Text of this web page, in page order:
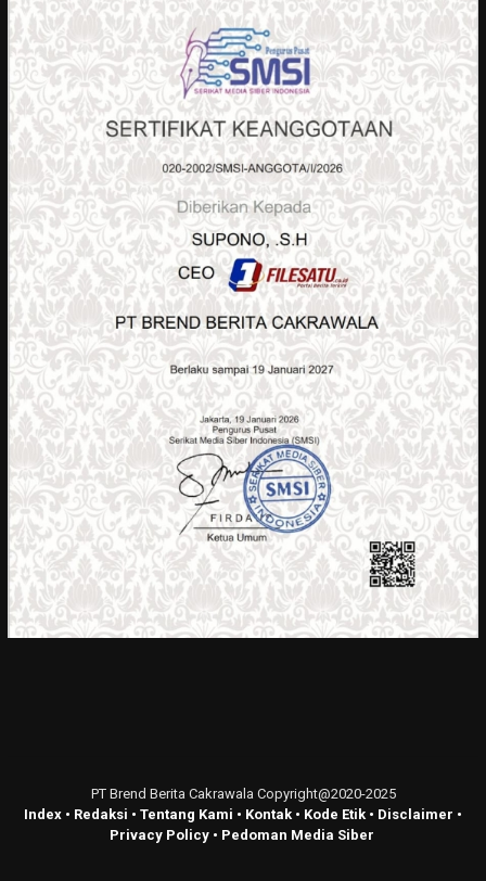
PT Brend Berita Cakrawala Copyright@2020-2025
Index • Redaksi • Tentang Kami • Kontak • Kode Etik • Disclaimer •
Privacy Policy• Pedoman Media Siber